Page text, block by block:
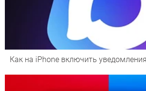
Как на iPhone включить